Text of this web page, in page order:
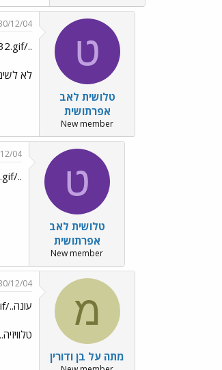
ט
טלושית לאב
אפרתושית
New member
12/04
../images/Emo32.gifבודקת משו
לא
ט
טלושית לאב
אפרתושית
New member
04
../images/Emo32.gifמנסה שוב../images/Emo3.gif
מ
מתה על בן ודורין
12/04
עונה../images/Emo26.gif../images/Emo99.gif